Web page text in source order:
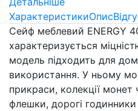
ХарактеристикиОпис
Сейф меблевий ENERGY
характеризується
модель підходить для
використання. У ньому
прикраси, колекції
флешки, дорогі